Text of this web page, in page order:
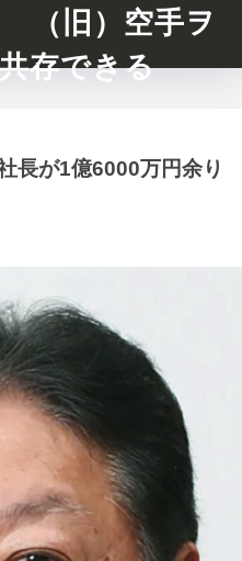
（旧）空手ヲ
存できる
長が1億6000万円余り